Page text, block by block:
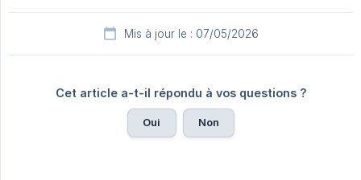
Mis à jour le : 07/05/2026
Cet article a-t-il répondu à vos questions ?
Oui Non